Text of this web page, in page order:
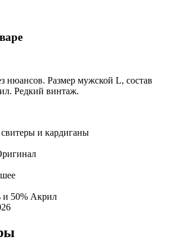
нюансов. Размер мужской L, состав
Редкий винтаж.
и кардиганы
и 50% Акрил